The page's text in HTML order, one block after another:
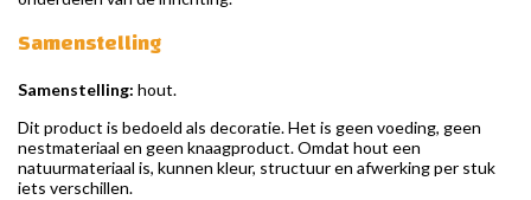
Samenstelling
Samenstelling: hout.
Dit product is bedoeld als decoratie. Het is geen voeding, geen
nestmateriaal en geen knaagproduct. Omdat hout een
natuurmateriaal is, kunnen kleur, structuur en afwerking per stuk
iets verschillen.